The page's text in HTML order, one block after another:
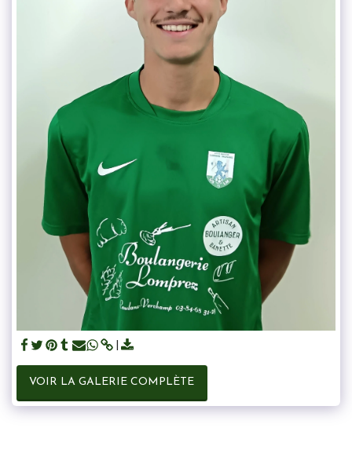
VOIR LA GALERIE COMPLÈTE